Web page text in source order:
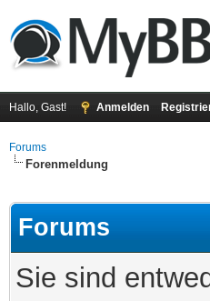
Hallo, Gast! Anmelden
Forums
Forenmeldung
Forums
Sie sind